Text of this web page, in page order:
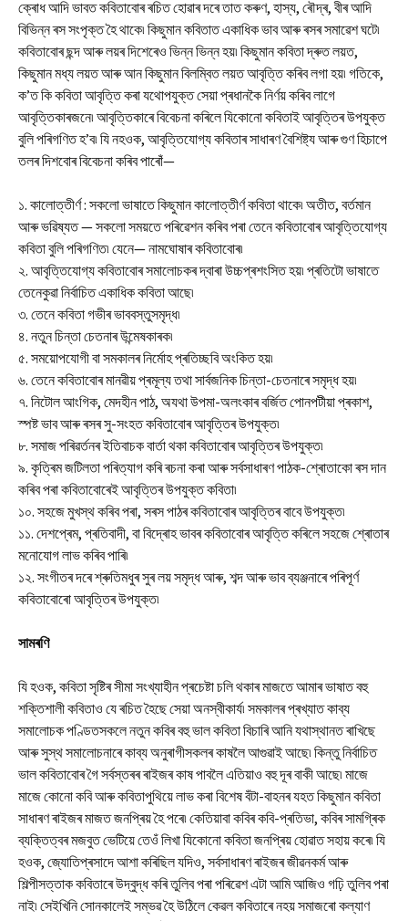
ক্ৰোধ আদি ভাবত কবিতাবোৰ ৰচিত হোৱাৰ দৰে তাত কৰুণ, হাস্য, ৰৌদ্ৰ, বীৰ আদি
বিভিন্ন ৰস সংপৃক্ত হৈ থাকে৷ কিছুমান কবিতাত একাধিক ভাব আৰু ৰসৰ সমাৱেশ ঘটে৷
কবিতাবোৰ ছন্দ আৰু লয়ৰ দিশেৰেও ভিন্ন ভিন্ন হয়৷ কিছুমান কবিতা দ্ৰুত লয়ত,
কিছুমান মধ্য লয়ত আৰু আন কিছুমান বিলম্বিত লয়ত আবৃত্তি কৰিব লগা হয়৷ গতিকে,
ক’ত কি কবিতা আবৃত্তি কৰা যথোপযুক্ত সেয়া প্ৰধানকৈ নিৰ্ণয় কৰিব লাগে
আবৃত্তিকাৰজনে৷ আবৃত্তিকাৰে বিবেচনা কৰিলে যিকোনো কবিতাই আবৃত্তিৰ উপযুক্ত
বুলি পৰিগণিত হ’ব৷ যি নহওক, আবৃত্তিযোগ্য কবিতাৰ সাধাৰণ বৈশিষ্ট্য আৰু গুণ হিচাপে
তলৰ দিশবোৰ বিবেচনা কৰিব পাৰোঁ—
১. কালোত্তীৰ্ণ : সকলো ভাষাতে কিছুমান কালোত্তীৰ্ণ কবিতা থাকে৷ অতীত, বৰ্তমান
আৰু ভৱিষ্যত — সকলো সময়তে পৰিৱেশন কৰিব পৰা তেনে কবিতাবোৰ আবৃত্তিযোগ্য
কবিতা বুলি পৰিগণিত৷ যেনে— নামঘোষাৰ কবিতাবোৰ৷
২. আবৃত্তিযোগ্য কবিতাবোৰ সমালোচকৰ দ্বাৰা উচ্চপ্ৰশংসিত হয়৷ প্ৰতিটো ভাষাতে
তেনেকুৱা নিৰ্বাচিত একাধিক কবিতা আছে৷
৩. তেনে কবিতা গভীৰ ভাববস্তুসমৃদ্ধ৷
৪. নতুন চিন্তা চেতনাৰ উন্মেষকাৰক৷
৫. সময়োপযোগী বা সমকালৰ নিৰ্মোহ প্ৰতিচ্ছবি অংকিত হয়৷
৬. তেনে কবিতাবোৰ মানৱীয় প্ৰমূল্য তথা সাৰ্বজনিক চিন্তা-চেতনাৰে সমৃদ্ধ হয়৷
৭. নিটোল আংগিক, মেদহীন পাঠ, অযথা উপমা-অলংকাৰ বৰ্জিত পোনপটীয়া প্ৰকাশ,
স্পষ্ট ভাব আৰু ৰসৰ সু-সংহত কবিতাবোৰ আবৃত্তিৰ উপযুক্ত৷
৮. সমাজ পৰিৱৰ্তনৰ ইতিবাচক বাৰ্তা থকা কবিতাবোৰ আবৃত্তিৰ উপযুক্ত৷
৯. কৃত্ৰিম জটিলতা পৰিত্যাগ কৰি ৰচনা কৰা আৰু সৰ্বসাধাৰণ পাঠক-শ্ৰোতাকো ৰস দান
কৰিব পৰা কবিতাবোৰেই আবৃত্তিৰ উপযুক্ত কবিতা৷
১০. সহজে মুখস্থ কৰিব পৰা, সৰস পাঠৰ কবিতাবোৰ আবৃত্তিৰ বাবে উপযুক্ত৷
১১. দেশপ্ৰেম, প্ৰতিবাদী, বা বিদ্ৰোহ ভাবৰ কবিতাবোৰ আবৃত্তি কৰিলে সহজে শ্ৰোতাৰ
মনোযোগ লাভ কৰিব পাৰি৷
১২. সংগীতৰ দৰে শ্ৰুতিমধুৰ সুৰ লয় সমৃদ্ধ আৰু, শব্দ আৰু ভাব ব্যঞ্জনাৰে পৰিপূৰ্ণ
কবিতাবোৰো আবৃত্তিৰ উপযুক্ত৷
সামৰণি
যি হওক, কবিতা সৃষ্টিৰ সীমা সংখ্যাহীন প্ৰচেষ্টা চলি থকাৰ মাজতে আমাৰ ভাষাত বহু
শক্তিশালী কবিতাও যে ৰচিত হৈছে সেয়া অনস্বীকাৰ্য৷ সমকালৰ প্ৰখ্যাত কাব্য
সমালোচক পণ্ডিতসকলে নতুন কবিৰ বহু ভাল কবিতা বিচাৰি আনি যথাস্থানত ৰাখিছে
আৰু সুস্থ সমালোচনাৰে কাব্য অনুৰাগীসকলৰ কাষলৈ আগুৱাই আছে৷ কিন্তু নিৰ্বাচিত
ভাল কবিতাবোৰ গৈ সৰ্বস্তৰৰ ৰাইজৰ কাষ পাবলৈ এতিয়াও বহু দূৰ বাকী আছে৷ মাজে
মাজে কোনো কবি আৰু কবিতাপুথিয়ে লাভ কৰা বিশেষ বঁটা-বাহনৰ যহত কিছুমান কবিতা
সাধাৰণ ৰাইজৰ মাজত জনপ্ৰিয় হৈ পৰে৷ কেতিয়াবা কবিৰ কবি-প্ৰতিভা, কবিৰ সামগ্ৰিক
ব্যক্তিত্বৰ মজবুত ভেটিয়ে তেওঁ লিখা যিকোনো কবিতা জনপ্ৰিয় হোৱাত সহায় কৰে৷ যি
হওক, জ্যোতিপ্ৰসাদে আশা কৰিছিল যদিও, সৰ্বসাধাৰণ ৰাইজৰ জীৱনকৰ্ম আৰু
শিল্পীসত্তাক কবিতাৰে উদ্বুদ্ধ কৰি তুলিব পৰা পৰিৱেশ এটা আমি আজিও গঢ়ি তুলিব পৰা
নাই৷ সেইখিনি সোনকালেই সম্ভৱ হৈ উঠিলে কেৱল কবিতাৰে নহয় সমাজৰো কল্যাণ